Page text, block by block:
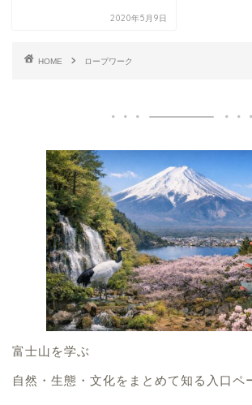
2020年5月9日
HOME ロープワーク
富士山を学ぶ
自然・生態・文化をまとめて知る入口ペ